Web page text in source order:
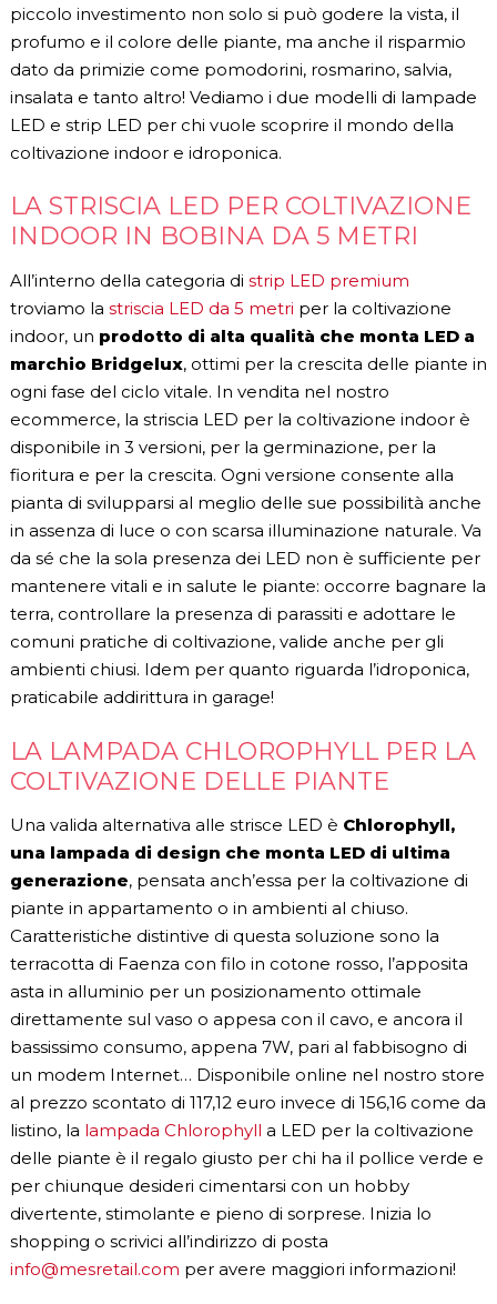
piccolo investimento non solo si può godere la vista, il
profumo e il colore delle piante, ma anche il risparmio
dato da primizie come pomodorini, rosmarino, salvia,
insalata e tanto altro! Vediamo i due modelli di lampade
LED e strip LED per chi vuole scoprire il mondo della
coltivazione indoor e idroponica.
LA STRISCIA LED PER COLTIVAZIONE
INDOOR IN BOBINA DA 5 METRI
All’interno della categoria di strip LED premium
troviamo la striscia LED da 5 metri per la coltivazione
indoor, un prodotto di alta qualità che monta LED a
marchio Bridgelux, ottimi per la crescita delle piante in
ogni fase del ciclo vitale. In vendita nel nostro
ecommerce, la striscia LED per la coltivazione indoor è
disponibile in 3 versioni, per la germinazione, per la
fioritura e per la crescita. Ogni versione consente alla
pianta di svilupparsi al meglio delle sue possibilità anche
in assenza di luce o con scarsa illuminazione naturale. Va
da sé che la sola presenza dei LED non è sufficiente per
mantenere vitali e in salute le piante: occorre bagnare la
terra, controllare la presenza di parassiti e adottare le
comuni pratiche di coltivazione, valide anche per gli
ambienti chiusi. Idem per quanto riguarda l’idroponica,
praticabile addirittura in garage!
LA LAMPADA CHLOROPHYLL PER LA
COLTIVAZIONE DELLE PIANTE
Una valida alternativa alle strisce LED è Chlorophyll,
una lampada di design che monta LED di ultima
generazione, pensata anch’essa per la coltivazione di
piante in appartamento o in ambienti al chiuso.
Caratteristiche distintive di questa soluzione sono la
terracotta di Faenza con filo in cotone rosso, l’apposita
asta in alluminio per un posizionamento ottimale
direttamente sul vaso o appesa con il cavo, e ancora il
bassissimo consumo, appena 7W, pari al fabbisogno di
un modem Internet… Disponibile online nel nostro store
al prezzo scontato di 117,12 euro invece di 156,16 come da
listino, la lampada Chlorophyll a LED per la coltivazione
delle piante è il regalo giusto per chi ha il pollice verde e
per chiunque desideri cimentarsi con un hobby
divertente, stimolante e pieno di sorprese. Inizia lo
shopping o scrivici all’indirizzo di posta
info@mesretail.com per avere maggiori informazioni!